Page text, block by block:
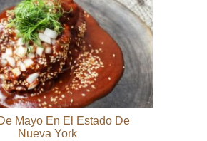
Mayo En El Estado De
Nueva York